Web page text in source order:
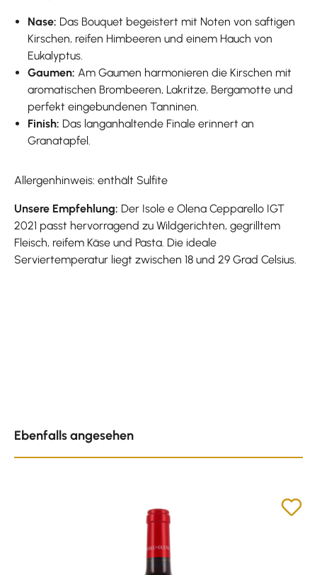
Nase: Das Bouquet begeistert mit Noten von saftigen
Kirschen, reifen Himbeeren und einem Hauch von
Eukalyptus.
Gaumen: Am Gaumen harmonieren die Kirschen mit
aromatischen Brombeeren, Lakritze, Bergamotte und
perfekt eingebundenen Tanninen.
Finish: Das langanhaltende Finale erinnert an
Granatapfel.
Allergenhinweis: enthält Sulfite
Unsere Empfehlung: Der Isole e Olena Cepparello IGT
2021 passt hervorragend zu Wildgerichten, gegrilltem
Fleisch, reifem Käse und Pasta. Die ideale
Serviertemperatur liegt zwischen 18 und 29 Grad Celsius.
Ebenfalls angesehen